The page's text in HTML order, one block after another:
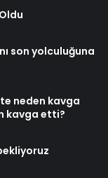
son yolculuğuna
neden kavga
kavga etti?